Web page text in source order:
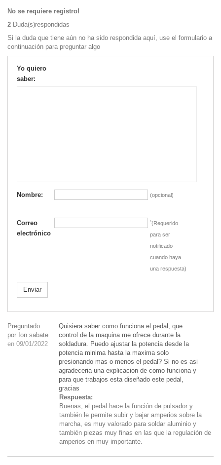
No se requiere registro!
2 Duda(s)respondidas
Si la duda que tiene aún no ha sido respondida aquí, use el formulario a
continuación para preguntar algo
Yo quiero
saber:
Nombre: (opcional)
Correo
electrónico
*(Requerido
para ser
notificado
cuando haya
una respuesta)
Enviar
Preguntado
por Ion sabate
en 09/01/2022
Quisiera saber como funciona el pedal, que
control de la maquina me ofrece durante la
soldadura. Puedo ajustar la potencia desde la
potencia minima hasta la maxima solo
presionando mas o menos el pedal? Si no es asi
agradeceria una explicacion de como funciona y
para que trabajos esta diseñado este pedal,
gracias
Respuesta:
Buenas, el pedal hace la función de pulsador y
también le permite subir y bajar amperios sobre la
marcha, es muy valorado para soldar aluminio y
también piezas muy finas en las que la regulación de
amperios en muy importante.